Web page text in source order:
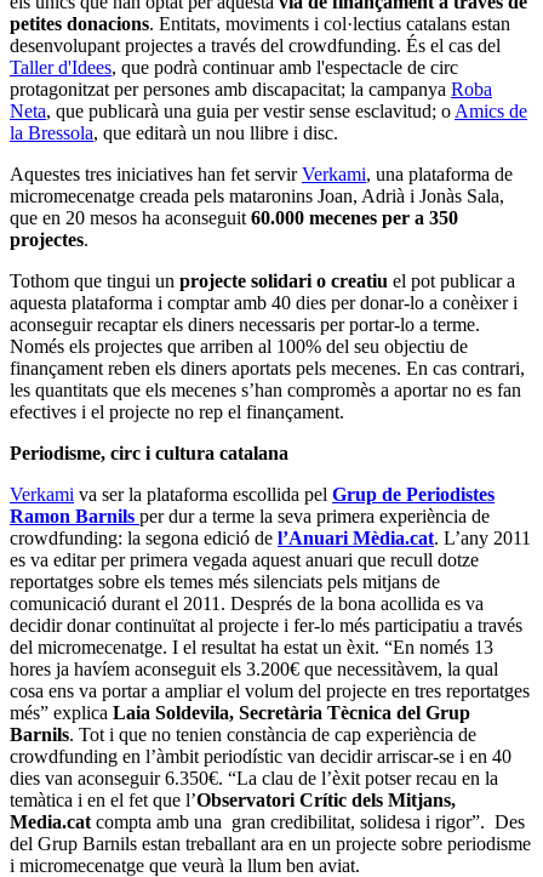
petites donacions. Entitats, moviments i col·lectius catalans estan
desenvolupant projectes a través del crowdfunding. És el cas del
Taller d'Idees, que podrà continuar amb l'espectacle de circ
protagonitzat per persones amb discapacitat; la campanya Roba
Neta, que publicarà una guia per vestir sense esclavitud; o Amics de
la Bressola, que editarà un nou llibre i disc.
Aquestes tres iniciatives han fet servirVerkami, una plataforma de
micromecenatge creada pels mataronins Joan, Adrià i Jonàs Sala,
que en 20 mesos ha aconseguit 60.000 mecenes per a 350
projectes.
Tothom que tingui un projecte solidari o creatiu el pot publicar a
aquesta plataforma i comptar amb 40 dies per donar-lo a conèixer i
aconseguir recaptar els diners necessaris per portar-lo a terme.
Només els projectes que arriben al 100% del seu objectiu de
finançament reben els diners aportats pels mecenes. En cas contrari,
les quantitats que els mecenes s’han compromès a aportar no es fan
efectives i el projecte no rep el finançament.
Periodisme, circ i cultura catalana
Verkami va ser la plataforma escollida pel Grup de Periodistes
Ramon Barnils per dur a terme la seva primera experiència de
crowdfunding: la segona edició de l’Anuari Mèdia.cat. L’any 2011
es va editar per primera vegada aquest anuari que recull dotze
reportatges sobre els temes més silenciats pels mitjans de
comunicació durant el 2011. Després de la bona acollida es va
decidir donar continuïtat al projecte i fer-lo més participatiu a través
del micromecenatge. I el resultat ha estat un èxit. “En només 13
hores ja havíem aconseguit els 3.200€ que necessitàvem, la qual
cosa ens va portar a ampliar el volum del projecte en tres reportatges
més” explica Laia Soldevila, Secretària Tècnica del Grup
Barnils. Tot i que no tenien constància de cap experiència de
crowdfunding en l’àmbit periodístic van decidir arriscar-se i en 40
dies van aconseguir 6.350€. “La clau de l’èxit potser recau en la
temàtica i en el fet que l’Observatori Crític dels Mitjans,
Media.cat compta amb una gran credibilitat, solidesa i rigor”. Des
del Grup Barnils estan treballant ara en un projecte sobre periodisme
i micromecenatge que veurà la llum ben aviat.